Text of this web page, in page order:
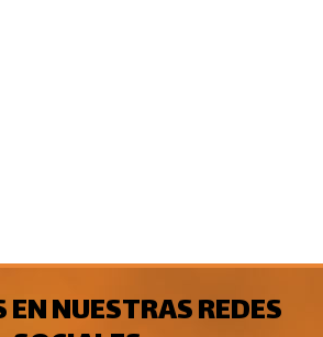
NUESTRAS REDES